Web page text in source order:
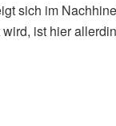
sich im
ist hier